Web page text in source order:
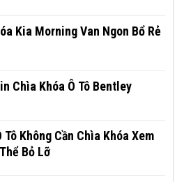
Kia Morning Van Ngon Bổ Rẻ
Chìa Khóa Ô Tô Bentley
Tô Không Cần Chìa Khóa Xem
Bỏ Lỡ